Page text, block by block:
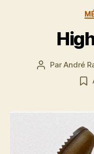
Auteur
ParAndré